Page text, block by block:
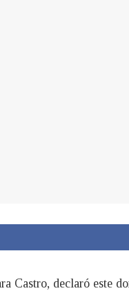
Castro, declaró este